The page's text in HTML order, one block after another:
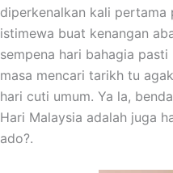
diperkenalkan kali pertama
istimewa buat kenangan
sempena hari bahagia
masa mencari tarikh tu
hari cuti umum. Ya la,
Hari Malaysia adalah juga
ado?.